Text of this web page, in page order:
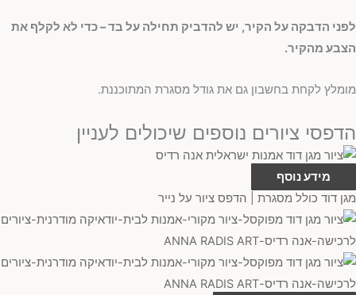
לפני הדבקה על הקיר, יש להדביק תחילה על בד – כדי לא לקלף את
הצבע מהקיר.
מומלץ לקחת בחשבון גם את גודל מסגרת המתוכננת.
הדפסי ציורים נוספים שיכולים לעניין
מידע נוסף
מגן דוד כולל מסגרת | הדפס ציור על נייר